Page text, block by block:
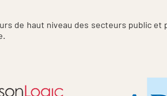
de haut niveau des secteurs public et